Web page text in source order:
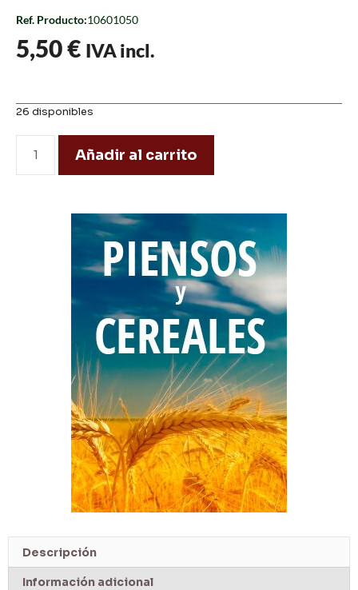
Ref. Producto:10601050
5,50€ IVA incl.
26 disponibles
Añadir al carrito
Descripción
Información adicional